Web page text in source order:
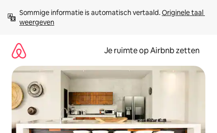
direct
naar
Sommige informatie is automatisch vertaald. Originele taal
weergeven
Je ruimte op Airbnb zetten